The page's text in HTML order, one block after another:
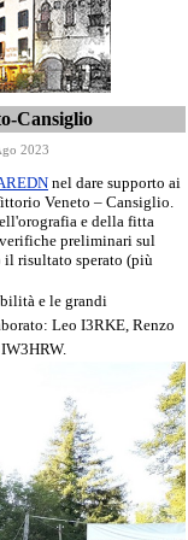
Cansiglio
2023
nel dare supporto ai
Veneto – Cansiglio.
e della fitta
preliminari sul
il risultato sperato (più
e le grandi
Leo I3RKE, Renzo